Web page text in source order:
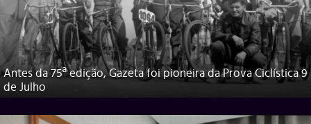
Antes da 75ª edição, Gazeta foi pioneira da Prova Ciclística 9
de Julho